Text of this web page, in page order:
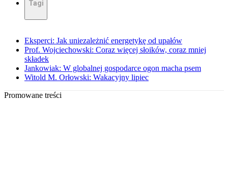
Tagi
Eksperci: Jak uniezależnić energetykę od upałów
Prof. Wojciechowski: Coraz więcej słoików, coraz mniej
składek
Jankowiak: W globalnej gospodarce ogon macha psem
Witold M. Orłowski: Wakacyjny lipiec
Promowane treści